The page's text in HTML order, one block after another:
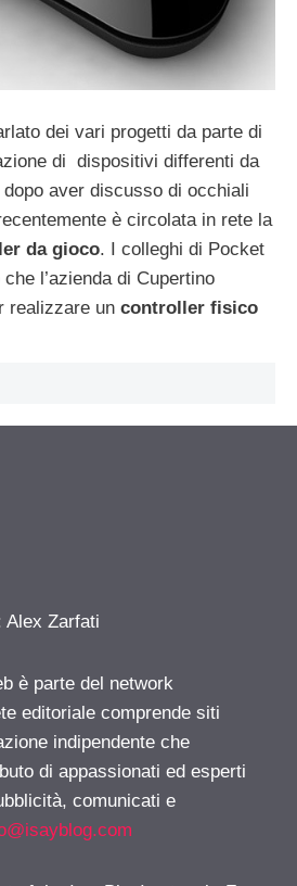
dei vari progetti da parte di
di dispositivi differenti da
aver discusso di occhiali
è circolata in rete la
da gioco. I colleghi di Pocket
l’azienda di Cupertino
realizzare un controller fisico
Alex Zarfati
è parte del network
editoriale comprende siti
indipendente che
di appassionati ed esperti
comunicati e